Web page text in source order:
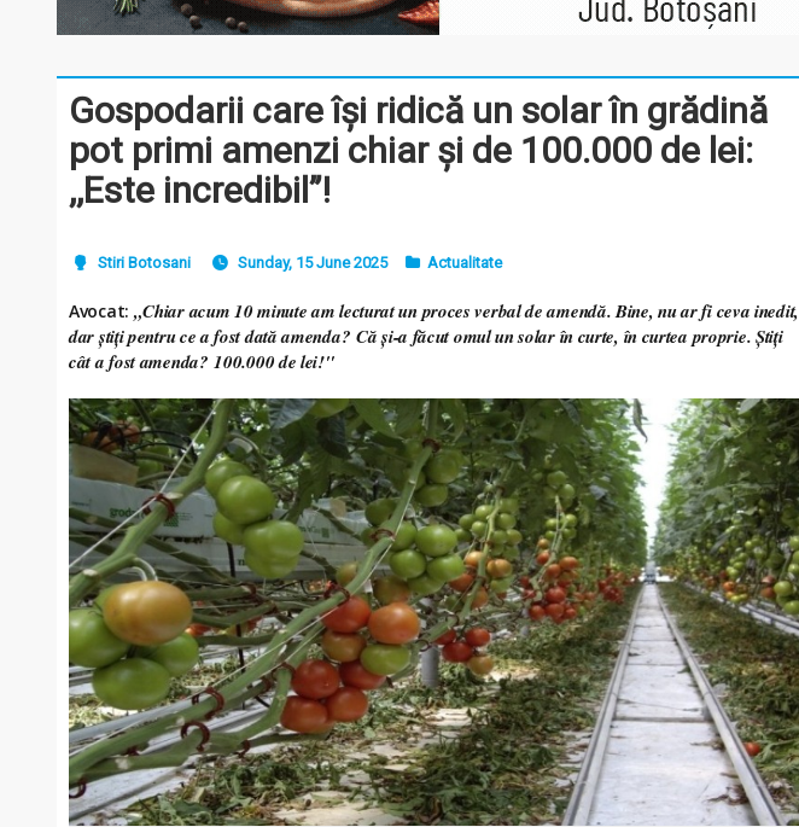
Gospodarii care își ridică un solar în grădină
pot primi amenzi chiar şi de 100.000 de lei:
,,Este incredibil”!
Stiri Botosani Sunday, 15 June 2025 Actualitate
Avocat: „Chiar acum 10 minute am lecturat un proces verbal de amendă. Bine, nu ar fi ceva inedit,
dar știți pentru ce a fost dată amenda? Că și-a făcut omul un solar în curte, în curtea proprie. Știți
cât a fost amenda?100.000 de lei!"